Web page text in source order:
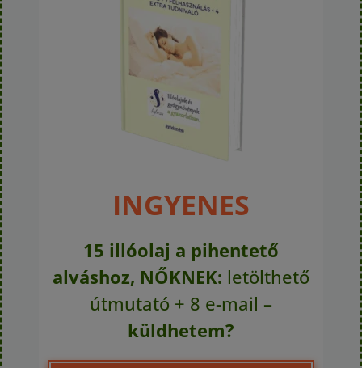
INGYENES
15 illóolaj a pihentető
alváshoz, NŐKNEK: letölthető
útmutató + 8 e-mail –
küldhetem?